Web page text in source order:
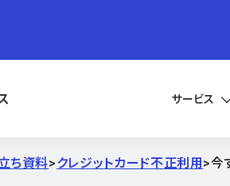
サービス
ち資料>クレジットカード不正利用>今